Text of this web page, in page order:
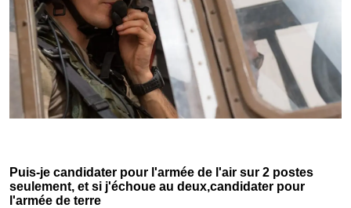
Puis-je candidater pour l'armée de l'air sur 2 postes
seulement, et si j'échoue au deux,candidater pour
l'armée de terre